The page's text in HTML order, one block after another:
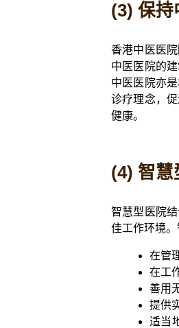
(3) 保持
香港中医医
中医医院的
中医医院亦
诊疗理念，
健康。
(4) 智慧
智慧型医院
佳工作环境。
在管
在工
善用
提供
适当